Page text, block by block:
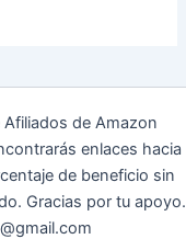
de Amazon
enlaces hacia
de beneficio sin
Gracias por tu apoyo.